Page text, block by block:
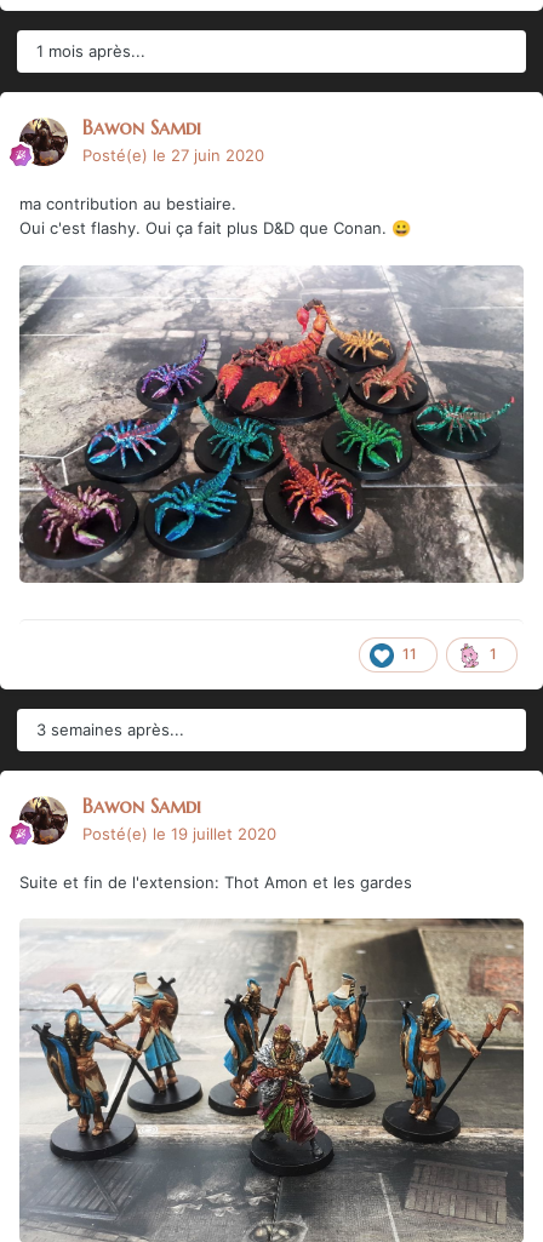
1 mois après...
Bawon Samdi
Posté(e) le 27 juin 2020
ma contribution au bestiaire.
Oui c'est flashy. Oui ça fait plus D&D que Conan. 😀
11 1
3 semaines après...
Bawon Samdi
Posté(e) le 19 juillet 2020
Suite et fin de l'extension: Thot Amon et les gardes